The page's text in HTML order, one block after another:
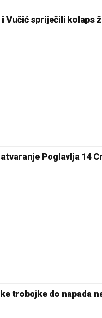
Vučić spriječili kolaps
Poglavlja 14
trobojke do napada